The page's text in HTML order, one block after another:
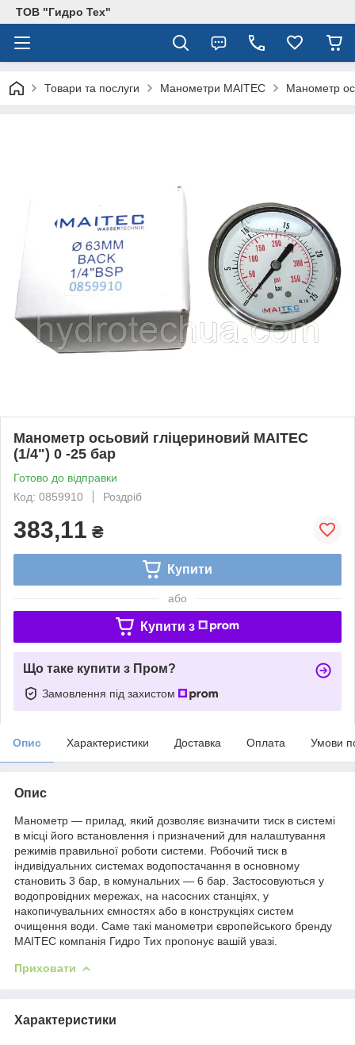
ТОВ "Гидро Тех"
Товари та послуги Манометри MAITEC Манометр
Манометр осьовий гліцериновий MAITEC
(1/4") 0 -25 бар
Готово до відправки
Код: 0859910
Роздріб
383,11 ₴
Купити
або
Купити з
Що таке купити з Пром?
Замовлення під захистом
Опис Характеристики Доставка Оплата Умови
Опис
Манометр ― прилад, який дозволяє визначити тиск в системі
в місці його встановлення і призначений для налаштування
режимів правильної роботи системи. Робочий тиск в
індивідуальних системах водопостачання в основному
становить 3 бар, в комунальних ― 6 бар. Застосовуються у
водопровідних мережах, на насосних станціях, у
накопичувальних ємностях або в конструкціях систем
очищення води. Саме такі манометри європейського бренду
MAITEC компанія Гидро Тих пропонує вашій увазі.
Приховати
Характеристики